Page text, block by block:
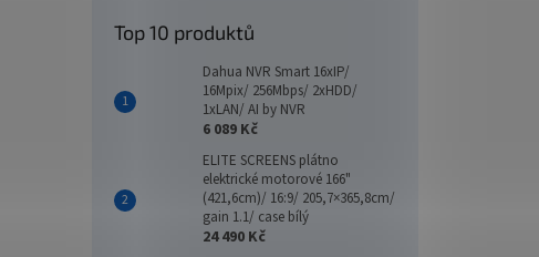
Top 10 produktů
Dahua NVR Smart 16xIP/
16Mpix/ 256Mbps/ 2xHDD/
1xLAN/ AI by NVR
6 089 Kč
ELITE SCREENS plátno
elektrické motorové 166"
(421,6cm)/ 16:9/ 205,7×365,8cm/
gain 1.1/ case bílý
24 490 Kč